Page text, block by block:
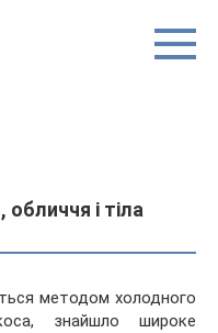
і тіла
методом холодного
знайшло широке